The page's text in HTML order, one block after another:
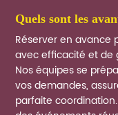
quels sont les
Réserver en avance
avec efficacité et de
Nos équipes se
vos demandes,
parfaite